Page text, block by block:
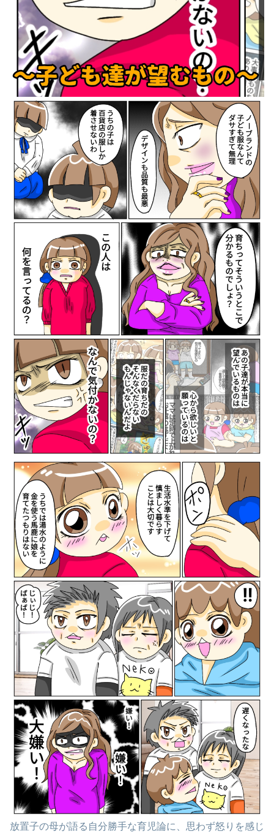
放置子の母が語る自分勝手な育児論に、思わず怒りを感じ